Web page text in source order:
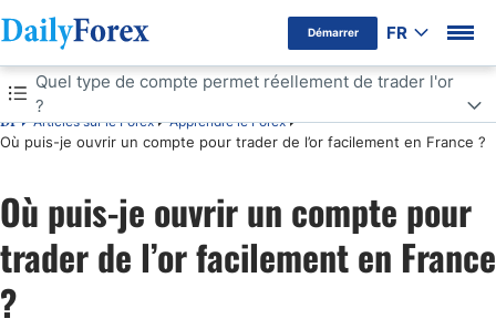
Démarrer FR
DF Articles sur le Forex Apprendre le Forex
Où puis-je ouvrir un compte pour trader de l’or facilement en France ?
Avertissement Publicitaire
Quel type de compte permet réellement de trader l'or
?
Quel type de compte permet réellement de trader l'or ?
Quelles plateformes permettent d'ouvrir un compte simplement ?
Ce qu'il faut regarder avant d'ouvrir un compte
Où puis-je ouvrir un compte pour
trader de l’or facilement en France
?